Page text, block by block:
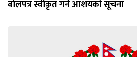
बोलपत्र स्वीकृत गर्ने आशयको सूचना